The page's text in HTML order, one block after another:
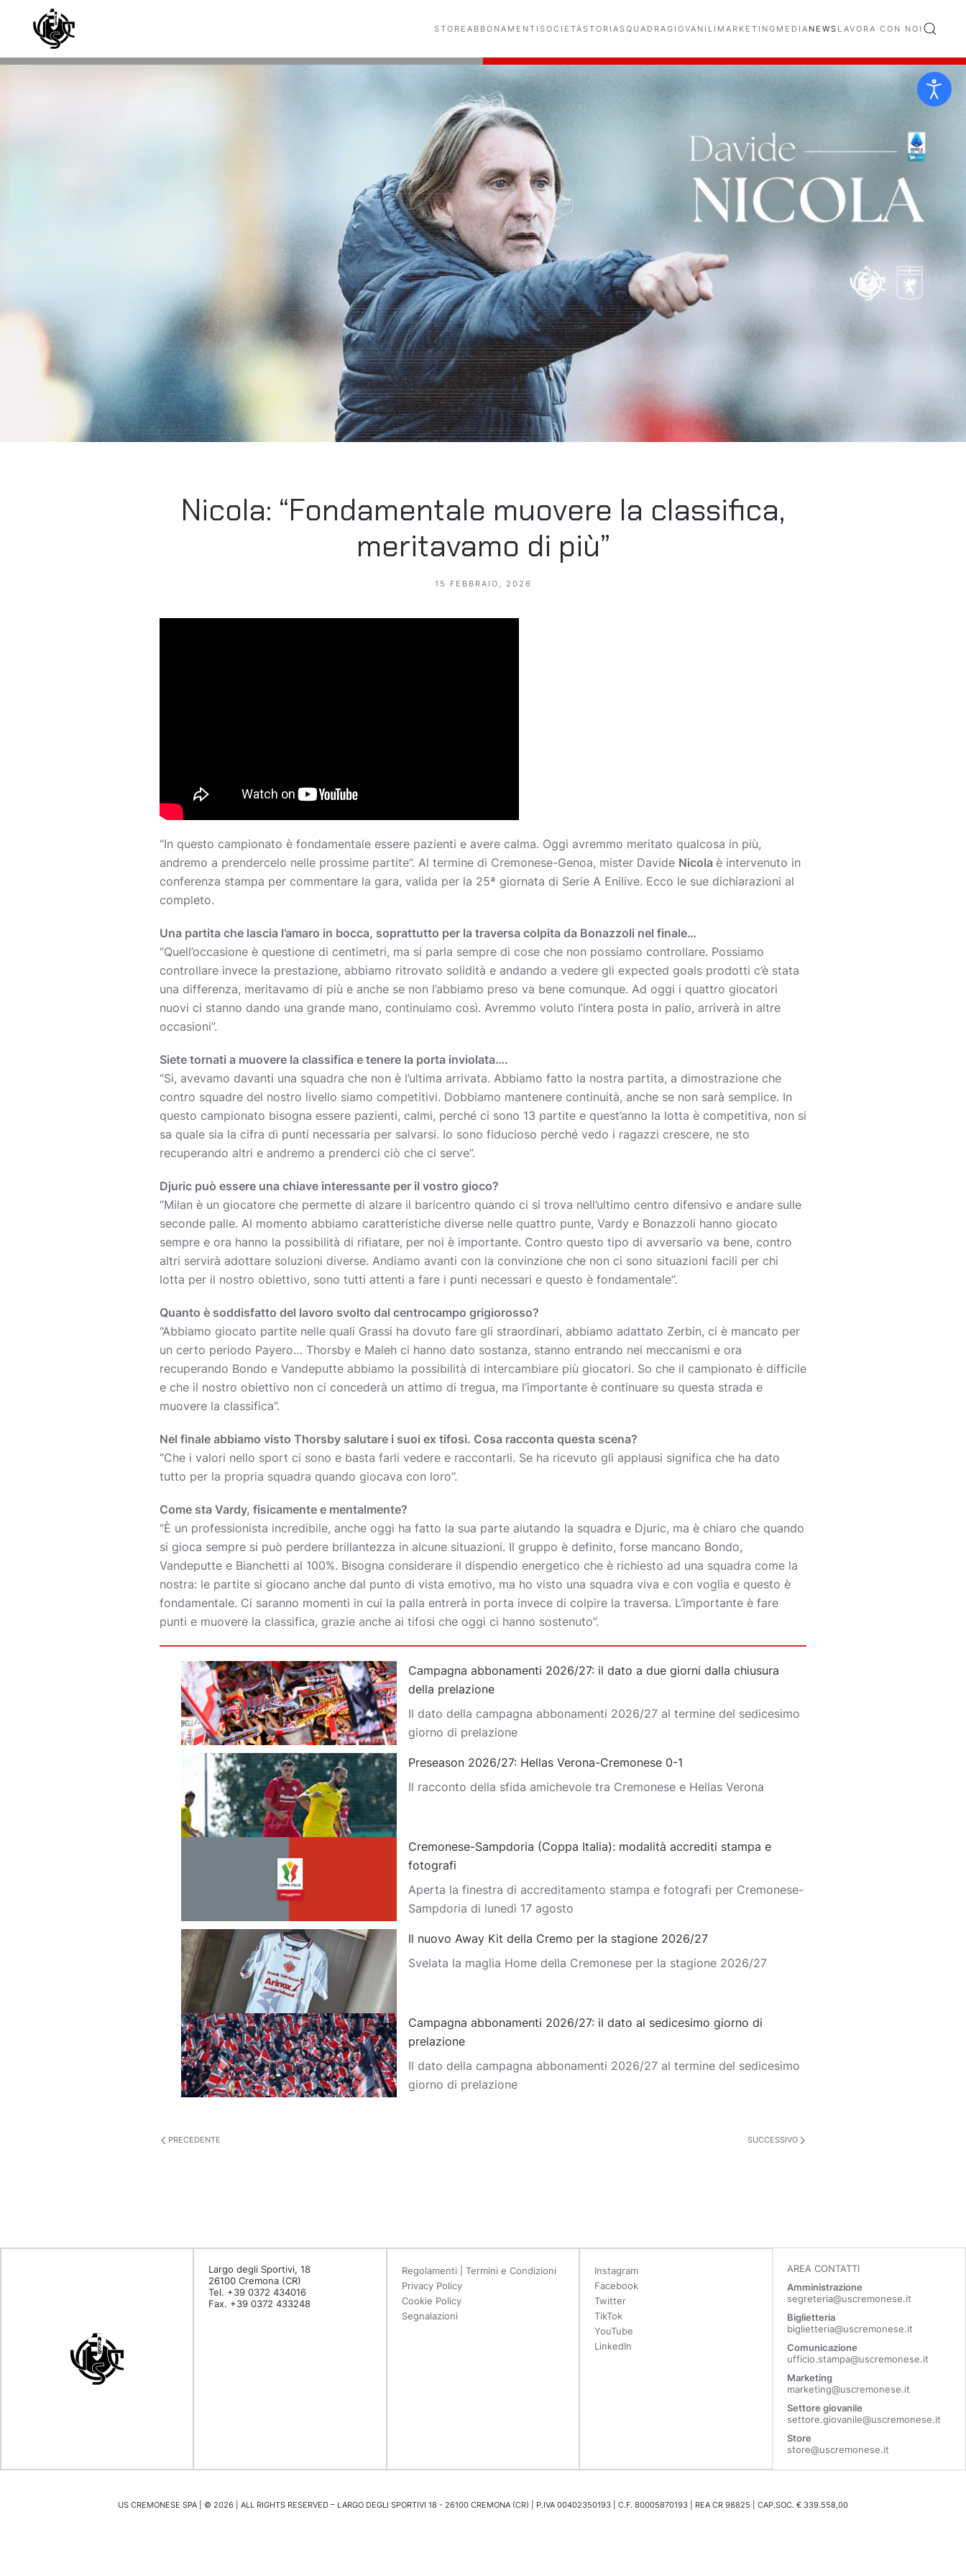
Skip to main content STORE ABBONAMENTI SOCIETÀSTORIASQUADRAGIOVANILI MARKETING MEDIA NEWS LAVORA CON NOI
Nicola: “Fondamentale muovere la classifica,
meritavamo di più”
15 FEBBRAIO, 2026
“In questo campionato è fondamentale essere pazienti e avere calma. Oggi avremmo meritato qualcosa in più,
andremo a prendercelo nelle prossime partite”. Al termine di Cremonese-Genoa, mister Davide Nicola è intervenuto in
conferenza stampa per commentare la gara, valida per la 25ª giornata di Serie A Enilive. Ecco le sue dichiarazioni al
completo.
Una partita che lascia l’amaro in bocca, soprattutto per la traversa colpita da Bonazzoli nel finale…
“Quell’occasione è questione di centimetri, ma si parla sempre di cose che non possiamo controllare. Possiamo
controllare invece la prestazione, abbiamo ritrovato solidità e andando a vedere gli expected goals prodotti c’è stata
una differenza, meritavamo di più e anche se non l’abbiamo preso va bene comunque. Ad oggi i quattro giocatori
nuovi ci stanno dando una grande mano, continuiamo così. Avremmo voluto l’intera posta in palio, arriverà in altre
occasioni”.
Siete tornati a muovere la classifica e tenere la porta inviolata….
“Si, avevamo davanti una squadra che non è l’ultima arrivata. Abbiamo fatto la nostra partita, a dimostrazione che
contro squadre del nostro livello siamo competitivi. Dobbiamo mantenere continuità, anche se non sarà semplice. In
questo campionato bisogna essere pazienti, calmi, perché ci sono 13 partite e quest’anno la lotta è competitiva, non si
sa quale sia la cifra di punti necessaria per salvarsi. Io sono fiducioso perché vedo i ragazzi crescere, ne sto
recuperando altri e andremo a prenderci ciò che ci serve”.
Djuric può essere una chiave interessante per il vostro gioco?
“Milan è un giocatore che permette di alzare il baricentro quando ci si trova nell’ultimo centro difensivo e andare sulle
seconde palle. Al momento abbiamo caratteristiche diverse nelle quattro punte, Vardy e Bonazzoli hanno giocato
sempre e ora hanno la possibilità di rifiatare, per noi è importante. Contro questo tipo di avversario va bene, contro
altri servirà adottare soluzioni diverse. Andiamo avanti con la convinzione che non ci sono situazioni facili per chi
lotta per il nostro obiettivo, sono tutti attenti a fare i punti necessari e questo è fondamentale”.
Quanto è soddisfatto del lavoro svolto dal centrocampo grigiorosso?
“Abbiamo giocato partite nelle quali Grassi ha dovuto fare gli straordinari, abbiamo adattato Zerbin, ci è mancato per
un certo periodo Payero… Thorsby e Maleh ci hanno dato sostanza, stanno entrando nei meccanismi e ora
recuperando Bondo e Vandeputte abbiamo la possibilità di intercambiare più giocatori. So che il campionato è difficile
e che il nostro obiettivo non ci concederà un attimo di tregua, ma l’importante è continuare su questa strada e
muovere la classifica”.
Nel finale abbiamo visto Thorsby salutare i suoi ex tifosi. Cosa racconta questa scena?
“Che i valori nello sport ci sono e basta farli vedere e raccontarli. Se ha ricevuto gli applausi significa che ha dato
tutto per la propria squadra quando giocava con loro”.
Come sta Vardy, fisicamente e mentalmente?
“È un professionista incredibile, anche oggi ha fatto la sua parte aiutando la squadra e Djuric, ma è chiaro che quando
si gioca sempre si può perdere brillantezza in alcune situazioni. Il gruppo è definito, forse mancano Bondo,
Vandeputte e Bianchetti al 100%. Bisogna considerare il dispendio energetico che è richiesto ad una squadra come la
nostra: le partite si giocano anche dal punto di vista emotivo, ma ho visto una squadra viva e con voglia e questo è
fondamentale. Ci saranno momenti in cui la palla entrerà in porta invece di colpire la traversa. L’importante è fare
punti e muovere la classifica, grazie anche ai tifosi che oggi ci hanno sostenuto”.
Campagna abbonamenti 2026/27: il dato a due giorni dalla chiusura
della prelazione
Il dato della campagna abbonamenti 2026/27 al termine del sedicesimo
giorno di prelazione
Preseason 2026/27: Hellas Verona-Cremonese 0-1
Il racconto della sfida amichevole tra Cremonese e Hellas Verona
Cremonese-Sampdoria (Coppa Italia): modalità accrediti stampa e
fotografi
Aperta la finestra di accreditamento stampa e fotografi per Cremonese-
Sampdoria di lunedì 17 agosto
Il nuovo Away Kit della Cremo per la stagione 2026/27
Svelata la maglia Home della Cremonese per la stagione 2026/27
Campagna abbonamenti 2026/27: il dato al sedicesimo giorno di
prelazione
Il dato della campagna abbonamenti 2026/27 al termine del sedicesimo
giorno di prelazione
PRECEDENTE SUCCESSIVO
Largo degli Sportivi, 18
26100 Cremona (CR)
Tel. +39 0372 434016
Fax. +39 0372 433248
Regolamenti | Termini e Condizioni
Privacy Policy
Cookie Policy
Segnalazioni
Instagram
Facebook
Twitter
TikTok
YouTube
LinkedIn
AREA CONTATTI
Amministrazione
segreteria@uscremonese.it
Biglietteria
biglietteria@uscremonese.it
Comunicazione
ufficio.stampa@uscremonese.it
Marketing
marketing@uscremonese.it
Settore giovanile
settore.giovanile@uscremonese.it
Store
store@uscremonese.it
US CREMONESE SPA | © 2026 | ALL RIGHTS RESERVED – LARGO DEGLI SPORTIVI 18 - 26100 CREMONA (CR) | P.IVA 00402350193 | C.F. 80005870193 | REA CR 98825 | CAP.SOC. € 339.558,00